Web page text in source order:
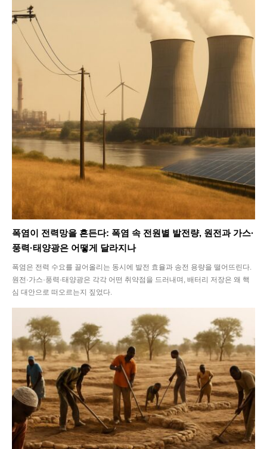
폭염이 전력망을 흔든다: 폭염 속 전원별 발전량, 원전과 가스·
풍력·태양광은 어떻게 달라지나
폭염은 전력 수요를 끌어올리는 동시에 발전 효율과 송전 용량을 떨어뜨린다.
원전·가스·풍력·태양광은 각각 어떤 취약점을 드러내며, 배터리 저장은 왜 핵
심 대안으로 떠오르는지 짚었다.